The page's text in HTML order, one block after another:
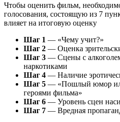
Чтобы оценить фильм,
голосования, состоящую из 7
влияет на итоговую оценку
Шаг 1 — «Чему учит?»
Шаг 2 — Оценка
Шаг 3 — Сцены с
наркотиками
Шаг 4 — Наличие
Шаг 5 — «Пошлый юмор
героями фильма»
Шаг 6 — Уровень сцен
Шаг 7 — Вредная